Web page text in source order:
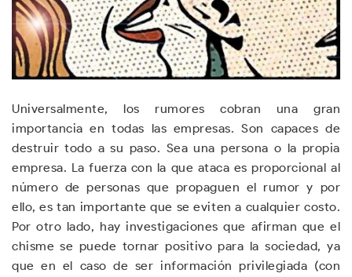
Universalmente, los rumores cobran una gran
importancia en todas las empresas. Son capaces de
destruir todo a su paso. Sea una persona o la propia
empresa. La fuerza con la que ataca es proporcional al
número de personas que propaguen el rumor y por
ello, es tan importante que se eviten a cualquier costo.
Por otro lado, hay investigaciones que afirman que el
chisme se puede tornar positivo para la sociedad, ya
que en el caso de ser información privilegiada (con